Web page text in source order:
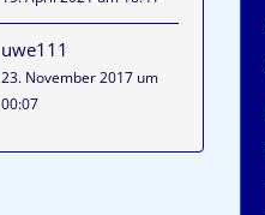
uwe111
23. November 2017 um
00:07